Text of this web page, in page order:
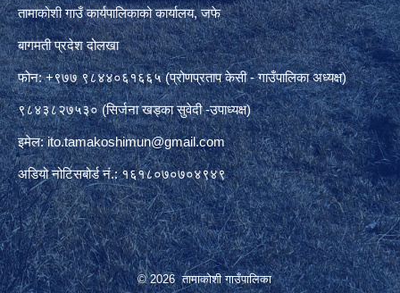
तामाकोशी गाउँ कार्यपालिकाको कार्यालय, जफे
बागमती प्रदेश दोलखा
फोन: +९७७ ९८४४०६१६६५ (प्रोणप्रताप केसी - गाउँपालिका अध्यक्ष)
९८४३८२७५३० (सिर्जना खड्का सुवेदी -उपाध्यक्ष)
इमेल:ito.tamakoshimun@gmail.com
अडियो नोटिसबोर्ड नं.: १६१८०७०७०४९४९
© 2026 तामाकोशी गाउँपालिका